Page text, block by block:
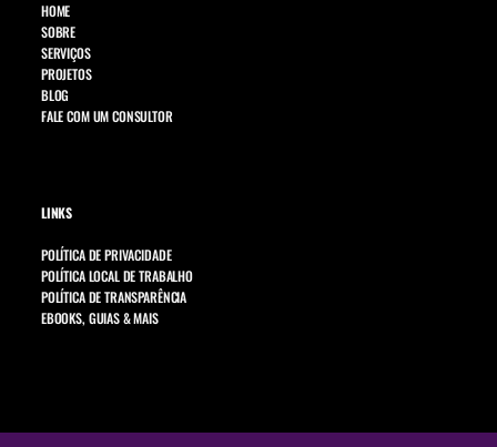
HOME
SOBRE
SERVIÇOS
PROJETOS
BLOG
FALE COM UM CONSULTOR
LINKS
POLÍTICA DE PRIVACIDADE
POLÍTICA LOCAL DE TRABALHO
POLÍTICA DE TRANSPARÊNCIA
EBOOKS, GUIAS & MAIS